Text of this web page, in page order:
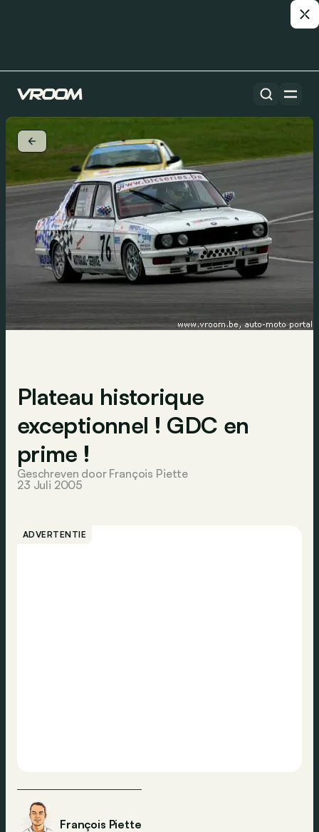
Plateau historique
exceptionnel ! GDC en
prime !
Geschreven door François Piette
23 Juli 2005
ADVERTENTIE
François Piette